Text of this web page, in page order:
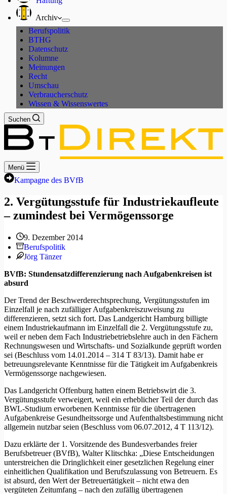
Archiv
Berufspolitik
BTHG
Datenschutz
Kolumne
Meinungen
Recht
Umschau
Verbraucherschutz
Wissen & Wissenswertes
Suchen
Menü
Kampagne des BVfB
2. Vergütungsstufe für Industriekaufleute
– zumindest bei Vermögenssorge
9. Dezember 2014
Berufspolitik
Jörg Tänzer
BVfB: Stundensatzdifferenzierung nach Aufgabenkreisen ist
absurd
Der Trend der Beschwerderechtsprechung, Vergütungsstufen im
Einzelfall je nach zufälliger Aufgabenkreiszuweisung zu
differenzieren, setzt sich fort. Das Landgericht Hamburg billigte
einem Industriekaufmann im Einzelfall die 2. Vergütungsstufe zu,
weil er neben dem Fach Industriebetriebslehre auch in den Fächern
Rechnungswesen und Wirtschafts- und Sozialkunde geprüft worden
sei (Beschluss vom 14.01.2014 – 314 T 83/13). Damit habe er
betreuungsrelevante Kenntnisse für die Tätigkeit im Aufgabenkreis
Vermögenssorge nachgewiesen.
Das Landgericht Offenburg hatten einem Betriebswirt die 3.
Vergütungsstufe verweigert, weil ein erheblicher Teil der durch das
BWL-Studium erworbenen Kenntnisse für die übertragenen
Aufgabenkreise Gesundheitssorge und Aufenthaltsbestimmung nicht
allgemein nutzbar seien (Beschluss vom 06.07.2012, 4 T 113/12).
Dazu erklärte der 1. Vorsitzende des Bundesverbandes freier
Berufsbetreuer (BVfB), Walter Klitschka: „Diese Entscheidungen
unterstreichen die Dringlichkeit einer gesetzlichen Regelung einer
einheitlichen Qualifikation und Berufszulassung von Betreuern. Es
ist absurd, den Wert der Betreuertätigkeit – nicht etwa den
vergüteten Zeitumfang – nach den zufällig übertragenen